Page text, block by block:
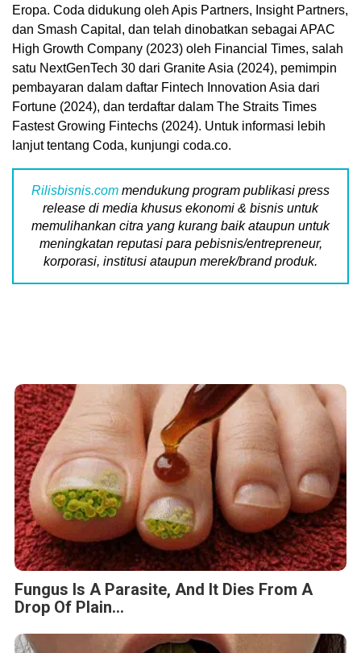
Eropa. Coda didukung oleh Apis Partners, Insight Partners,
dan Smash Capital, dan telah dinobatkan sebagai APAC
High Growth Company (2023) oleh Financial Times, salah
satu NextGenTech 30 dari Granite Asia (2024), pemimpin
pembayaran dalam daftar Fintech Innovation Asia dari
Fortune (2024), dan terdaftar dalam The Straits Times
Fastest Growing Fintechs (2024). Untuk informasi lebih
lanjut tentang Coda, kunjungi coda.co.
Rilisbisnis.com mendukung program publikasi press
release di media khusus ekonomi & bisnis untuk
memulihankan citra yang kurang baik ataupun untuk
meningkatan reputasi para pebisnis/entrepreneur,
korporasi, institusi ataupun merek/brand produk.
Fungus Is A Parasite, And It Dies From A
Drop Of Plain...